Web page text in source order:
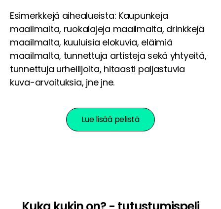
Esimerkkejä aihealueista: Kaupunkeja
maailmalta, ruokalajeja maailmalta, drinkkejä
maailmalta, kuuluisia elokuvia, eläimiä
maailmalta, tunnettuja artisteja sekä yhtyeitä,
tunnettuja urheilijoita, hitaasti paljastuvia
kuva-arvoituksia, jne jne.
Lue lisää pelistä